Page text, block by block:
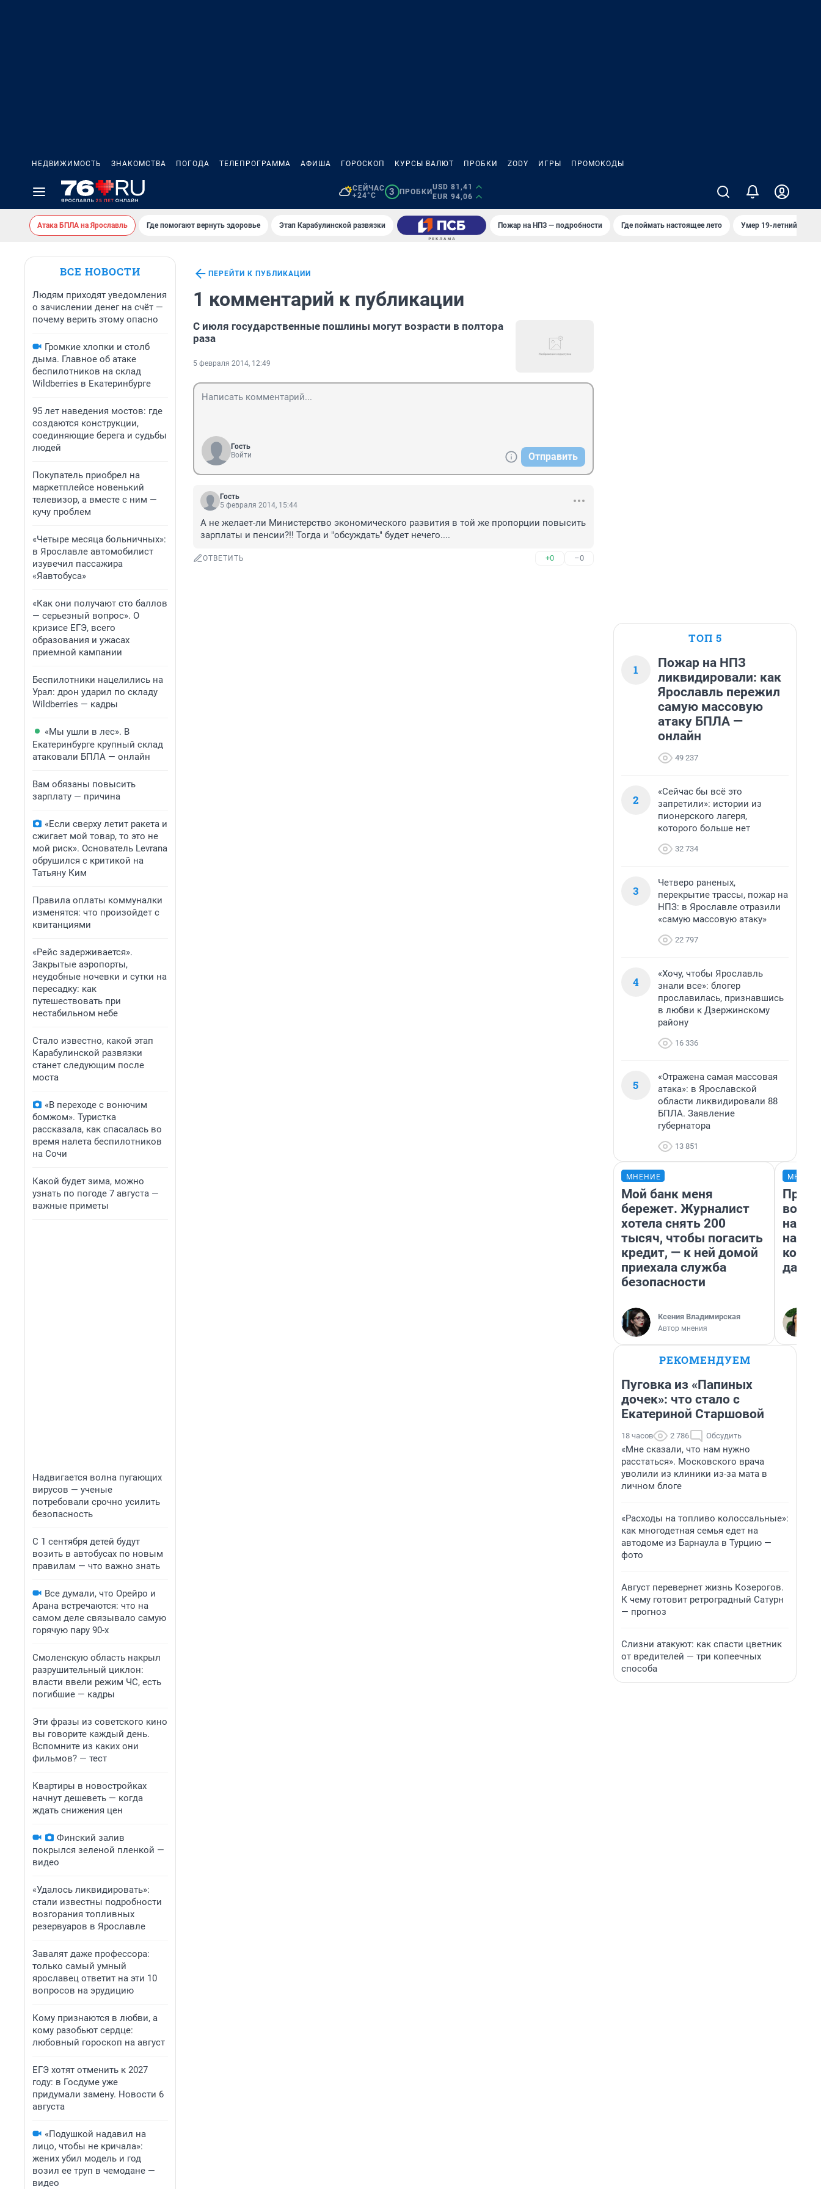
НЕДВИЖИМОСТЬ ЗНАКОМСТВА ПОГОДА ТЕЛЕПРОГРАММА АФИША ГОРОСКОП КУРСЫ ВАЛЮТ ПРОБКИ ZODY ИГРЫ ПРОМОКОДЫ
СЕЙЧАС
+24°C
3 ПРОБКИ
USD 81,41
EUR 94,06
Атака БПЛА на Ярославль Где помогают вернуть здоровье Этап Карабулинской развязки Пожар на НПЗ — подробности Где поймать настоящее лето Умер 19-летний
ВСЕ НОВОСТИ
Людям приходят уведомления
о зачислении денег на счёт —
почему верить этому опасно
Громкие хлопки и столб
дыма. Главное об атаке
беспилотников на склад
Wildberries в Екатеринбурге
95 лет наведения мостов: где
создаются конструкции,
соединяющие берега и судьбы
людей
Покупатель приобрел на
маркетплейсе новенький
телевизор, а вместе с ним —
кучу проблем
«Четыре месяца больничных»:
в Ярославле автомобилист
изувечил пассажира
«Яавтобуса»
«Как они получают сто баллов
— серьезный вопрос». О
кризисе ЕГЭ, всего
образования и ужасах
приемной кампании
Беспилотники нацелились на
Урал: дрон ударил по складу
Wildberries — кадры
«Мы ушли в лес». В
Екатеринбурге крупный склад
атаковали БПЛА — онлайн
Вам обязаны повысить
зарплату — причина
«Если сверху летит ракета и
сжигает мой товар, то это не
мой риск». Основатель Levrana
обрушился с критикой на
Татьяну Ким
Правила оплаты коммуналки
изменятся: что произойдет с
квитанциями
«Рейс задерживается».
Закрытые аэропорты,
неудобные ночевки и сутки на
пересадку: как
путешествовать при
нестабильном небе
Стало известно, какой этап
Карабулинской развязки
станет следующим после
моста
«В переходе с вонючим
бомжом». Туристка
рассказала, как спасалась во
время налета беспилотников
на Сочи
Какой будет зима, можно
узнать по погоде 7 августа —
важные приметы
Надвигается волна пугающих
вирусов — ученые
потребовали срочно усилить
безопасность
С 1 сентября детей будут
возить в автобусах по новым
правилам — что важно знать
Все думали, что Орейро и
Арана встречаются: что на
самом деле связывало самую
горячую пару 90-х
Смоленскую область накрыл
разрушительный циклон:
власти ввели режим ЧС, есть
погибшие — кадры
Эти фразы из советского кино
вы говорите каждый день.
Вспомните из каких они
фильмов? — тест
Квартиры в новостройках
начнут дешеветь — когда
ждать снижения цен
Финский залив
покрылся зеленой пленкой —
видео
«Удалось ликвидировать»:
стали известны подробности
возгорания топливных
резервуаров в Ярославле
Завалят даже профессора:
только самый умный
ярославец ответит на эти 10
вопросов на эрудицию
Кому признаются в любви, а
кому разобьют сердце:
любовный гороскоп на август
ЕГЭ хотят отменить к 2027
году: в Госдуме уже
придумали замену. Новости 6
августа
«Подушкой надавил на
лицо, чтобы не кричала»:
жених убил модель и год
возил ее труп в чемодане —
видео
ПЕРЕЙТИ К ПУБЛИКАЦИИ
1 комментарий к публикации
С июля государственные пошлины могут возрасти в полтора
раза
5 февраля 2014, 12:49
Гость
Войти
Отправить
Гость
5 февраля 2014, 15:44
А не желает-ли Министерство экономического развития в той же пропорции повысить
зарплаты и пенсии?!! Тогда и "обсуждать" будет нечего....
ОТВЕТИТЬ +0 –0
ТОП 5
1
Пожар на НПЗ
ликвидировали: как
Ярославль пережил
самую массовую
атаку БПЛА —
онлайн
49 237
2
«Сейчас бы всё это
запретили»: истории из
пионерского лагеря,
которого больше нет
32 734
3
Четверо раненых,
перекрытие трассы, пожар на
НПЗ: в Ярославле отразили
«самую массовую атаку»
22 797
4
«Хочу, чтобы Ярославль
знали все»: блогер
прославилась, признавшись
в любви к Дзержинскому
району
16 336
5
«Отражена самая массовая
атака»: в Ярославской
области ликвидировали 88
БПЛА. Заявление
губернатора
13 851
МНЕНИЕ
Мой банк меня
бережет. Журналист
хотела снять 200
тысяч, чтобы погасить
кредит, — к ней домой
приехала служба
безопасности
Ксения Владимирская
Автор мнения
нам
даже
РЕКОМЕНДУЕМ
Пуговка из «Папиных
дочек»: что стало с
Екатериной Старшовой
18 часов 2 786 Обсудить
«Мне сказали, что нам нужно
расстаться». Московского врача
уволили из клиники из-за мата в
личном блоге
«Расходы на топливо колоссальные»:
как многодетная семья едет на
автодоме из Барнаула в Турцию —
фото
Август перевернет жизнь Козерогов.
К чему готовит ретроградный Сатурн
— прогноз
Слизни атакуют: как спасти цветник
от вредителей — три копеечных
способа